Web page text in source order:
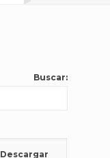
Buscar:
Descargar